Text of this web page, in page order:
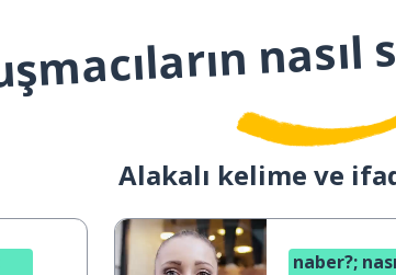
Alakalı kelime ve
naber?;